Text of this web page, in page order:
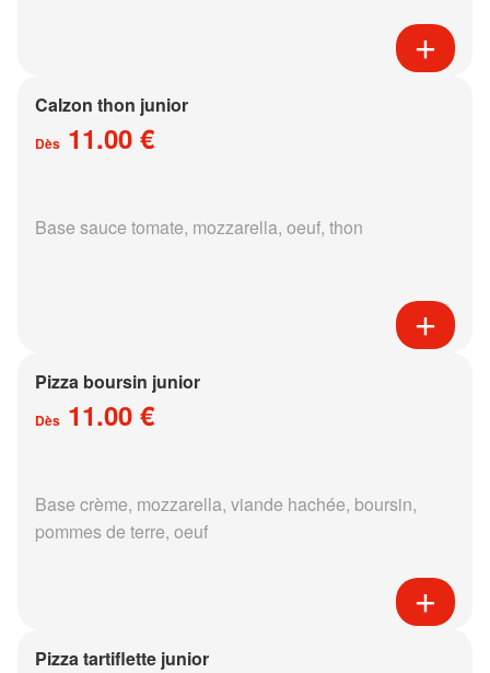
Calzon thon junior
Dès 11.00 €
Base sauce tomate, mozzarella, oeuf, thon
Pizza boursin junior
Dès 11.00 €
Base crème, mozzarella, viande hachée, boursin,
pommes de terre, oeuf
Pizza tartiflette junior